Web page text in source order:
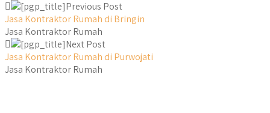
Previous Post
Jasa Kontraktor Rumah di Bringin
Jasa Kontraktor Rumah
Next Post
Jasa Kontraktor Rumah di Purwojati
Jasa Kontraktor Rumah